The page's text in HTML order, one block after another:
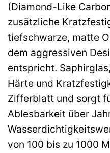
(Diamond-Like
zusätzliche
tiefschwarze, matte
dem aggressiven
entspricht.
Härte und
Zifferblatt und sorgt
Ablesbarkeit über
von 100 bis zu 1000